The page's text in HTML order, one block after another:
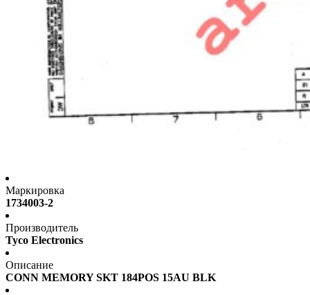
Маркировка
1734003-2
Производитель
Tyco Electronics
Описание
CONN MEMORY SKT 184POS 15AU BLK